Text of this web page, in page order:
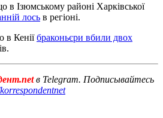
в Ізюмському районі Харківської
лось в регіоні.
в Кеніїбраконьєри вбили двох
в Telegram. Подписывайтесь